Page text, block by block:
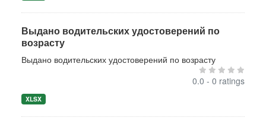
Выдано водительских удостоверений по
возрасту
Выдано водительских удостоверений по возрасту
0.0 - 0 ratings
XLSX